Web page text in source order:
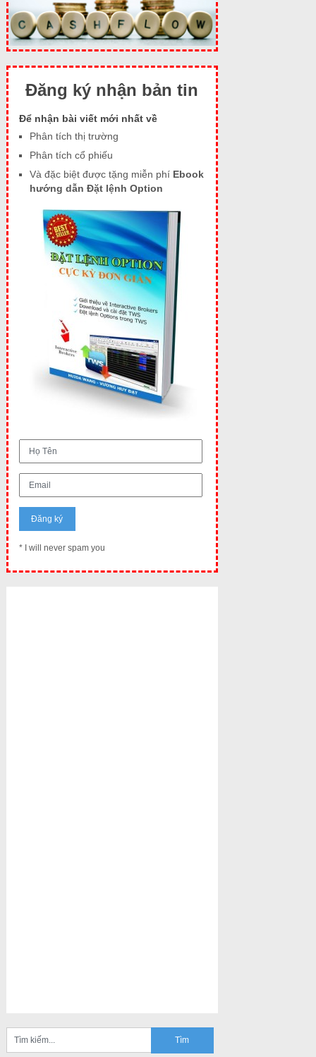
Đăng ký nhận bản tin
Để nhận bài viết mới nhất về
Phân tích thị trường
Phân tích cổ phiếu
Và đặc biệt được tặng miễn phí Ebook
hướng dẫn Đặt lệnh Option
* I will never spam you